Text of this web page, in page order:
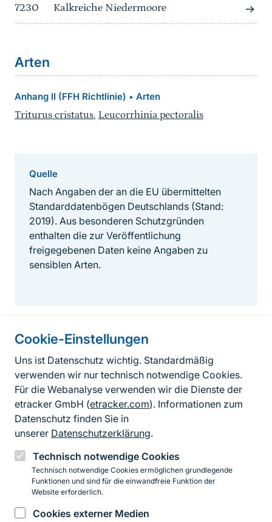
Cookie-Einstellungen
Uns ist Datenschutz wichtig. Standardmäßig
verwenden wir nur technisch notwendige Cookies.
Für die Webanalyse verwenden wir die Dienste der
etracker GmbH (etracker.com). Informationen zum
Datenschutz finden Sie in
unserer Datenschutzerklärung.
Technisch notwendige Cookies
Technisch notwendige Cookies ermöglichen grundlegende
Funktionen und sind für die einwandfreie Funktion der
Website erforderlich.
Cookies externer Medien
7230 Kalkreiche Niedermoore
Arten
Anhang II (FFH Richtlinie) • Arten
Triturus cristatus, Leucorrhinia pectoralis
Quelle
Nach Angaben der an die EU übermittelten
Standarddatenbögen Deutschlands (Stand:
2019). Aus besonderen Schutzgründen
enthalten die zur Veröffentlichung
freigegebenen Daten keine Angaben zu
sensiblen Arten.
Informationen zur Seite
FußzeileKontakt zum BfN
Kontaktformular
Erklärung zur Barrierefreiheit
Impressum
Datenschutz
InstagramFacebookYouTubeLinkedIn